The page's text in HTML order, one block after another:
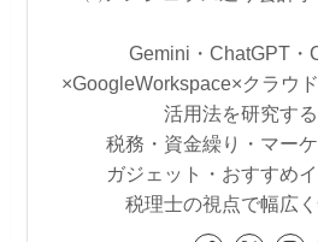
Gemini・ChatGPT・
×GoogleWorkspace×クラウ
活用法を研究する
税務・資金繰り・マー
ガジェット・おすすめイ
税理士の視点で幅広